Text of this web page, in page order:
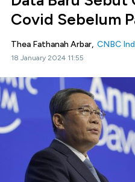
Covid Sebelum
Thea Fathanah Arbar, CNBC
18 January 2024 11:55